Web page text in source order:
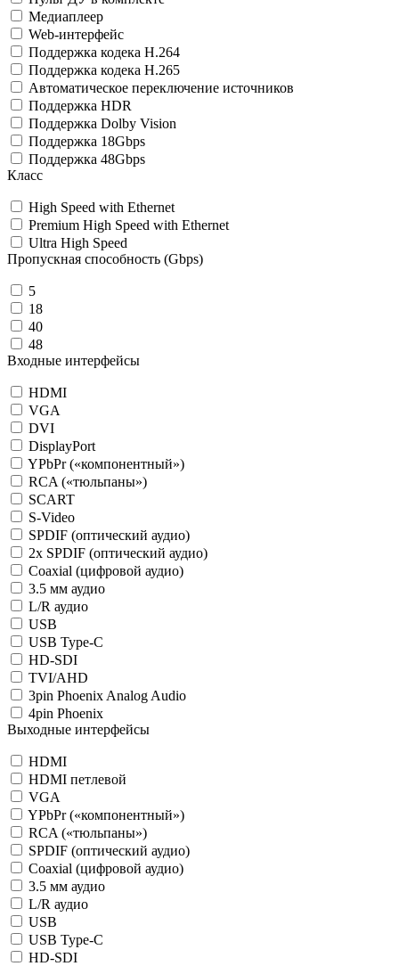
Медиаплеер
Web-интерфейс
Поддержка кодека H.264
Поддержка кодека H.265
Автоматическое переключение источников
Поддержка HDR
Поддержка Dolby Vision
Поддержка 18Gbps
Поддержка 48Gbps
Класс
High Speed with Ethernet
Premium High Speed with Ethernet
Ultra High Speed
Пропускная способность (Gbps)
5
18
40
48
Входные интерфейсы
HDMI
VGA
DVI
DisplayPort
YPbPr («компонентный»)
RCA («тюльпаны»)
SCART
S-Video
SPDIF (оптический аудио)
2x SPDIF (оптический аудио)
Coaxial (цифровой аудио)
3.5 мм аудио
L/R аудио
USB
USB Type-C
HD-SDI
TVI/AHD
3pin Phoenix Analog Audio
4pin Phoenix
Выходные интерфейсы
HDMI
HDMI петлевой
VGA
YPbPr («компонентный»)
RCA («тюльпаны»)
SPDIF (оптический аудио)
Coaxial (цифровой аудио)
3.5 мм аудио
L/R аудио
USB
USB Type-C
HD-SDI